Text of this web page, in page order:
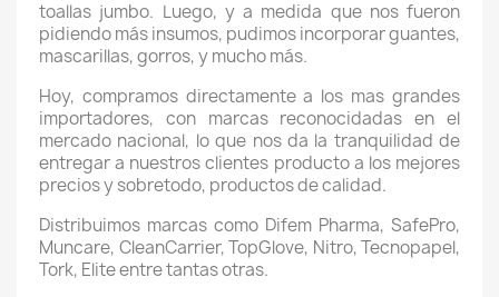
toallas jumbo. Luego, y a medida que nos fueron
pidiendo más insumos, pudimos incorporar guantes,
mascarillas, gorros, y mucho más.
Hoy, compramos directamente a los mas grandes
importadores, con marcas reconocidadas en el
mercado nacional, lo que nos da la tranquilidad de
entregar a nuestros clientes producto a los mejores
precios y sobretodo, productos de calidad.
Distribuimos marcas como Difem Pharma, SafePro,
Muncare, CleanCarrier, TopGlove, Nitro, Tecnopapel,
Tork, Elite entre tantas otras.